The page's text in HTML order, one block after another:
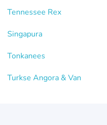
Tennessee Rex
Singapura
Tonkanees
Turkse Angora & Van